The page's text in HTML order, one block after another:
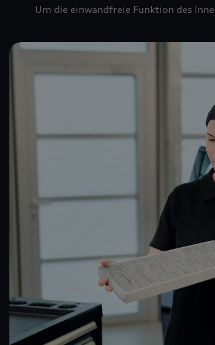
Um die einwandfreie Funktion des